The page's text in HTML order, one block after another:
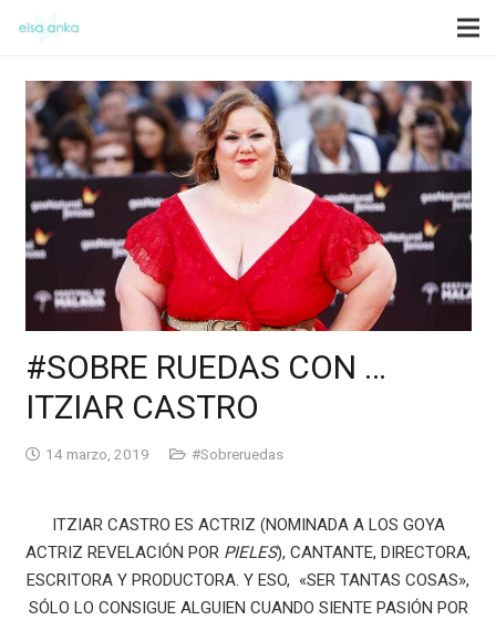
#SOBRE RUEDAS CON …
ITZIAR CASTRO
14 marzo, 2019 #Sobreruedas
ITZIAR CASTRO ES ACTRIZ (NOMINADA A LOS GOYA
ACTRIZ REVELACIÓN POR PIELES), CANTANTE, DIRECTORA,
ESCRITORA Y PRODUCTORA. Y ESO, «SER TANTAS COSAS»,
SÓLO LO CONSIGUE ALGUIEN CUANDO SIENTE PASIÓN POR